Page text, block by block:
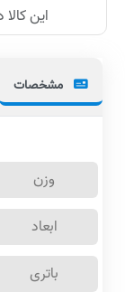
این
مشخصات
وزن
ابعاد
باتری